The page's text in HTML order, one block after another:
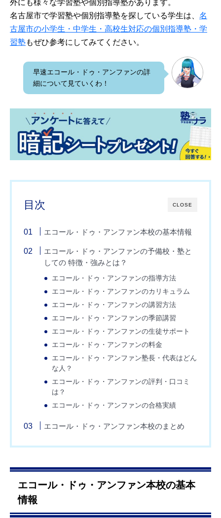
外にも様々な学習塾や個別指導塾があります。
名古屋市で学習塾や個別指導塾を探している学生は、 名
古屋市の小学生・中学生・高校生対応の個別指導塾・学
習塾もぜひ参考にしてみてください。
早速エコール・ドゥ・アンファンの詳
細について見ていくわ！
CLOSE
目次
エコール・ドゥ・アンファン本校の基本情報
エコール・ドゥ・アンファンの予備校・塾と
しての 特徴・強みとは？
エコール・ドゥ・アンファンの指導方法
エコール・ドゥ・アンファンのカリキュラム
エコール・ドゥ・アンファンの講習方法
エコール・ドゥ・アンファンの季節講習
エコール・ドゥ・アンファンの生徒サポート
エコール・ドゥ・アンファンの料金
エコール・ドゥ・アンファン塾長・代表はどん
な人？
エコール・ドゥ・アンファンの評判・口コミ
は？
エコール・ドゥ・アンファンの合格実績
エコール・ドゥ・アンファン本校のまとめ
エコール・ドゥ・アンファン本校の基本
情報